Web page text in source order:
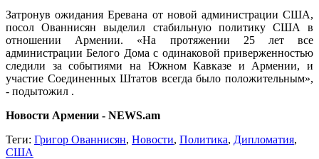
Затронув ожидания Еревана от новой администрации США,
посол Ованнисян выделил стабильную политику США в
отношении Армении. «На протяжении 25 лет все
администрации Белого Дома с одинаковой приверженностью
следили за событиями на Южном Кавказе и Армении, и
участие Соединенных Штатов всегда было положительным»,
- подытожил .
Новости Армении - NEWS.am
Теги: Григор Ованнисян, Новости, Политика, Дипломатия,
США